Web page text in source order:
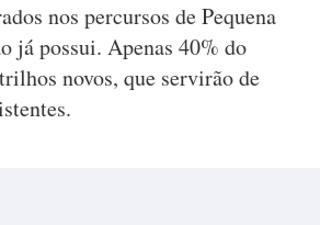
nos percursos de Pequena
já possui. Apenas 40% do
novos, que servirão de